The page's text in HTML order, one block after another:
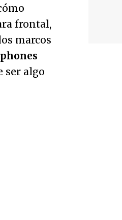
frontal,
marcos
ser algo